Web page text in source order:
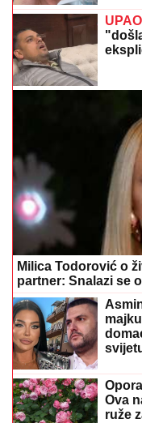
Milica Todorović o
partner: Snalazi se
Ova
ruže